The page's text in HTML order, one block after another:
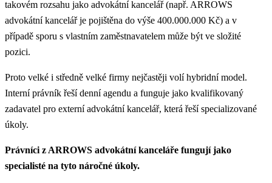
takovém rozsahu jako advokátní kancelář (např. ARROWS
advokátní kancelář je pojištěna do výše 400.000.000 Kč) a v
případě sporu s vlastním zaměstnavatelem může být ve složité
pozici.
Proto velké i středně velké firmy nejčastěji volí hybridní model.
Interní právník řeší denní agendu a funguje jako kvalifikovaný
zadavatel pro externí advokátní kancelář, která řeší specializované
úkoly.
Právníci z ARROWS advokátní kanceláře fungují jako
specialisté na tyto náročné úkoly.